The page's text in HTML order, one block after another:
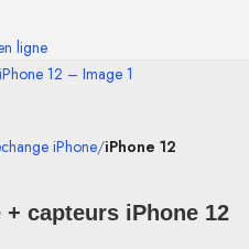
ligne
iPhone iPhone 12
capteurs iPhone 12